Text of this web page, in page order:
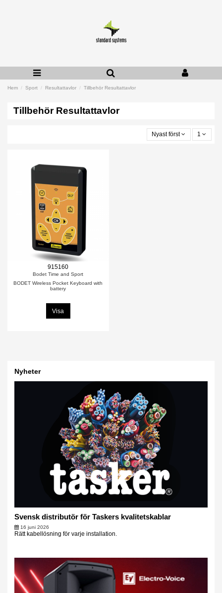
Hem Sport Resultattavlor Tillbehör Resultattavlor
Tillbehör Resultattavlor
Nyast först 1
915160
Bodet Time and Sport
BODET Wireless Pocket Keyboard with
battery
Visa
Nyheter
Svensk distributör för Taskers kvalitetskablar
16 juni 2026
Rätt kabellösning för varje installation.